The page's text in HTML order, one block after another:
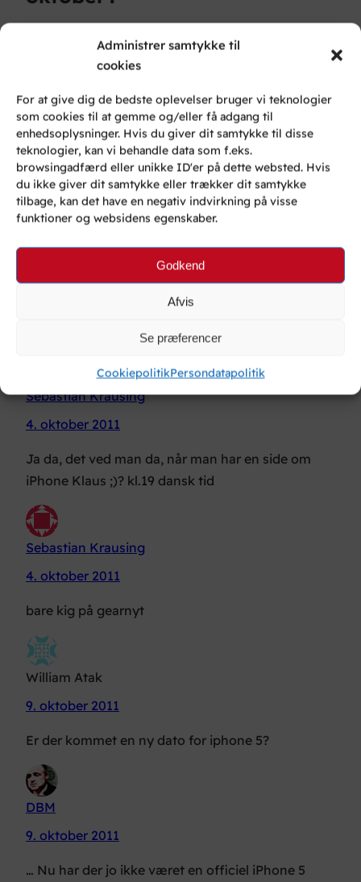
Administrer samtykke til
cookies
For at give dig de bedste oplevelser bruger vi teknologier
som cookies til at gemme og/eller få adgang til
enhedsoplysninger. Hvis du giver dit samtykke til disse
teknologier, kan vi behandle data som f.eks.
browsingadfærd eller unikke ID'er på dette websted. Hvis
du ikke giver dit samtykke eller trækker dit samtykke
tilbage, kan det have en negativ indvirkning på visse
funktioner og websidens egenskaber.
Godkend
Afvis
Se præferencer
CookiepolitikPersondatapolitik
Sebastian Krausing
28. september 2011
Det bliver bare super! – Kan ikke vente med at se
den. – Nu er jeg bare spændt på, om alle rygterne
omkring design og specifikationer er rigtige.
klaus
Det bliver alt for spændende. Nogen der ved hvor
Sebastian Krausing
4. oktober 2011
Ja da, det ved man da, når man har en side om
iPhone Klaus ;)? kl.19 dansk tid
Sebastian Krausing
4. oktober 2011
bare kig på gearnyt
William Atak
9. oktober 2011
Er der kommet en ny dato for iphone 5?
DBM
9. oktober 2011
… Nu har der jo ikke været en officiel iPhone 5